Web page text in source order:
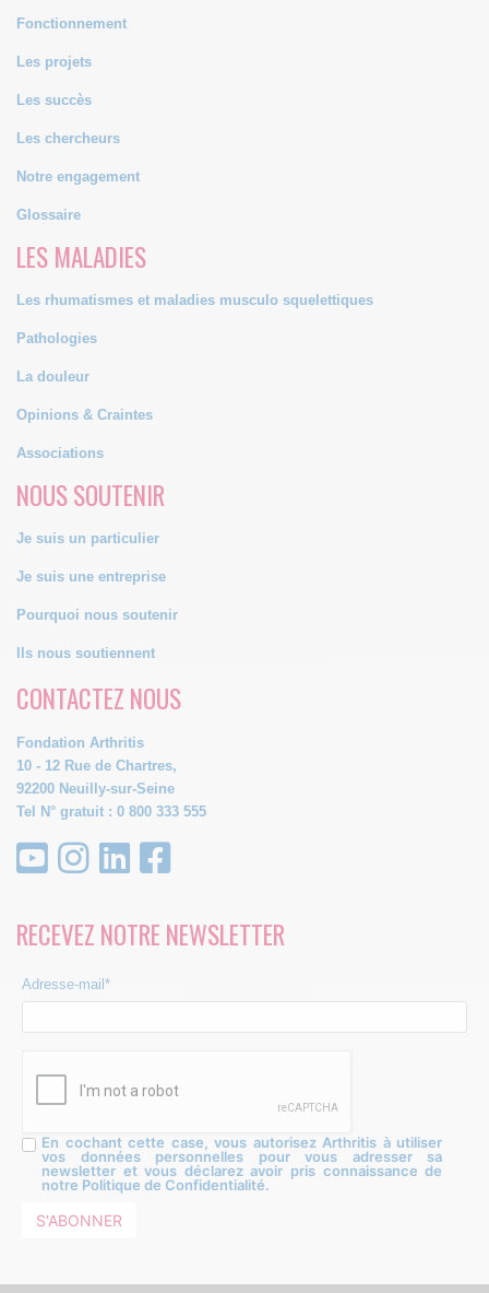
Fonctionnement
Les projets
Les succès
Les chercheurs
Notre engagement
Glossaire
LES MALADIES
Les rhumatismes et maladies musculo squelettiques
Pathologies
La douleur
Opinions & Craintes
Associations
NOUS SOUTENIR
Je suis un particulier
Je suis une entreprise
Pourquoi nous soutenir
Ils nous soutiennent
CONTACTEZ NOUS
Fondation Arthritis
10 - 12 Rue de Chartres,
92200 Neuilly-sur-Seine
Tel N° gratuit : 0 800 333 555
RECEVEZ NOTRE NEWSLETTER
Adresse-mail*
En cochant cette case, vous autorisez Arthritis à utiliser
vos données personnelles pour vous adresser sa
newsletter et vous déclarez avoir pris connaissance de
notre Politique de Confidentialité.